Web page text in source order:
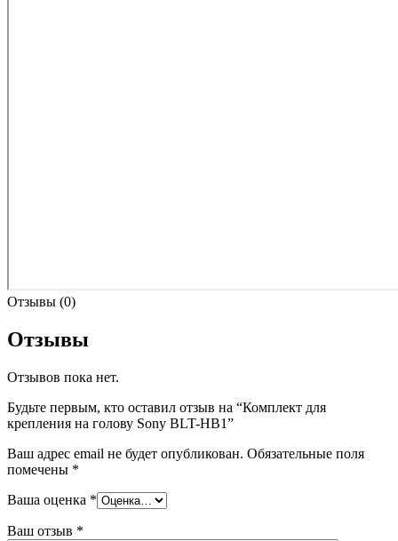
Отзывы (0)
Отзывы
Отзывов пока нет.
Будьте первым, кто оставил отзыв на “Комплект для
крепления на голову Sony BLT-HB1”
Ваш адрес email не будет опубликован. Обязательные поля
помечены *
Ваша оценка *
Ваш отзыв *